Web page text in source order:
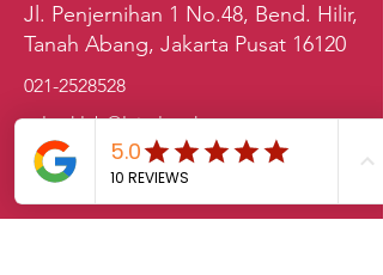
Jl. Penjernihan 1 No.48, Bend. Hilir,
Tanah Abang, Jakarta Pusat 16120
021-2528528
sales.klab@lxintl.co.kr